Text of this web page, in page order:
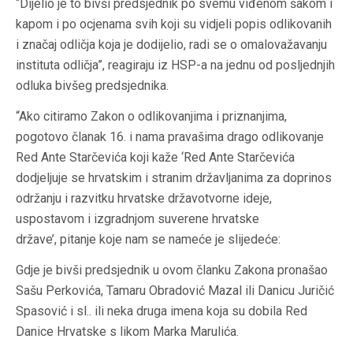
“Dijelio je to bivši predsjednik po svemu viđenom šakom i
kapom i po ocjenama svih koji su vidjeli popis odlikovanih
i značaj odličja koja je dodijelio, radi se o omalovažavanju
instituta odličja”, reagiraju iz HSP-a na jednu od posljednjih
odluka bivšeg predsjednika.
“Ako citiramo Zakon o odlikovanjima i priznanjima,
pogotovo članak 16. i nama pravašima drago odlikovanje
Red Ante Starčevića koji kaže ‘Red Ante Starčevića
dodjeljuje se hrvatskim i stranim državljanima za doprinos
održanju i razvitku hrvatske državotvorne ideje,
uspostavom i izgradnjom suverene hrvatske
države’, pitanje koje nam se nameće je slijedeće:
Gdje je bivši predsjednik u ovom članku Zakona pronašao
Sašu Perkovića, Tamaru Obradović Mazal ili Danicu Juričić
Spasović i sl.. ili neka druga imena koja su dobila Red
Danice Hrvatske s likom Marka Marulića.